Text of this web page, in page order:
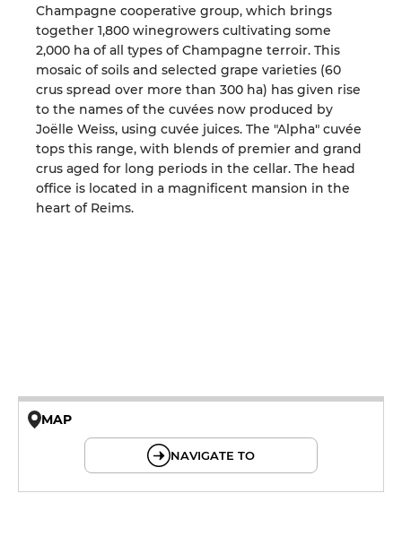
Champagne cooperative group, which brings
together 1,800 winegrowers cultivating some
2,000 ha of all types of Champagne terroir. This
mosaic of soils and selected grape varieties (60
crus spread over more than 300 ha) has given rise
to the names of the cuvées now produced by
Joëlle Weiss, using cuvée juices. The "Alpha" cuvée
tops this range, with blends of premier and grand
crus aged for long periods in the cellar. The head
office is located in a magnificent mansion in the
heart of Reims.
MAP
NAVIGATE TO